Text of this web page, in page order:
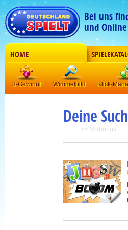
Bei uns
und
HOME
3-Gewinnt Wimmelbild Klick-
Deine
<< Vorherige